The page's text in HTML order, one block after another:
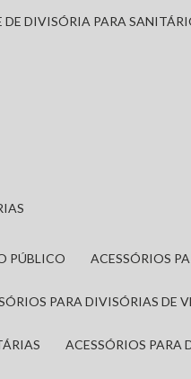
DE DIVISÓRIA PARA
PÚBLICO ACESSÓRIOS
PARA DIVISÓRIAS DE
ACESSÓRIOS